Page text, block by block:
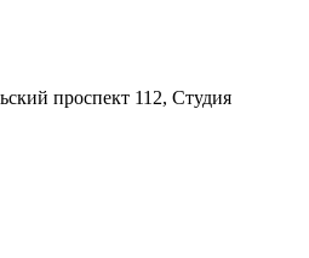
проспект 112, Студия